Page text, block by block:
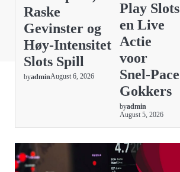
Raske
Gevinster og
Høy‑Intensitet
Slots Spill
byadminAugust 6, 2026
Play Slots
en Live
Actie
voor
Snel‑Pace
Gokkers
byadmin
August 5, 2026